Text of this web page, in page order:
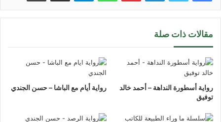
مقالات ذات صلة
رواية أسطورة النداهة – أحمد خالد
توفيق
رواية أيام مع الباشا – حسن الجندي